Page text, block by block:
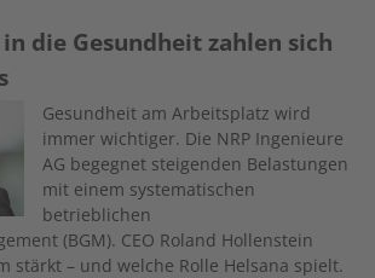
die Gesundheit zahlen sich
Gesundheit am Arbeitsplatz wird
immer wichtiger. Die NRP Ingenieure
AG begegnet steigenden Belastungen
mit einem systematischen
betrieblichen
(BGM). CEO Roland Hollenstein
stärkt – und welche Rolle Helsana spielt.